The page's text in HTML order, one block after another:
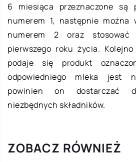
6 miesiąca przeznaczone są
numerem 1, następnie można
numerem 2 oraz
pierwszego roku życia.
podaje się produkt
odpowiedniego mleka jest
powinien on dostarczać
niezbędnych składników.
ZOBACZ RÓWNIEŻ